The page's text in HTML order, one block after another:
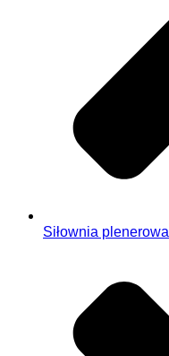
Siłownia plenerowa